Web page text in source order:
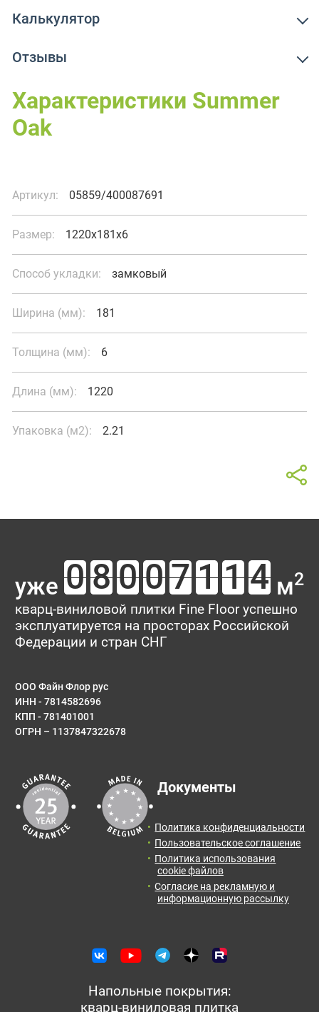
Калькулятор
Отзывы
Характеристики Summer
Oak
Артикул: 05859/400087691
Размер: 1220x181x6
Способ укладки: замковый
Ширина (мм): 181
Толщина (мм): 6
Длина (мм): 1220
Упаковка (м2): 2.21
Тип укладки
Количество:
упак.
Итоговая
площадь:
0м2
Цена от:
Отправить заявку с расчетом менеджеру для
получения информации и оформления заказа.
Отзывы о товаре Summer
Oak
Ваш отзыв поможет кому-то сделать выбор. Спасибо, что
делитесь опытом!
Рейтинг:
E-mail
Сообщение
уже м2
кварц-виниловой плитки Fine Floor успешно
эксплуатируется на просторах Российской
Федерации и стран СНГ
ООО Файн Флор рус
ИНН - 7814582696
КПП - 781401001
ОГРН – 1137847322678
Документы
Политика конфиденциальности
Пользовательское соглашение
Политика использования
cookie файлов
Согласие на рекламную и
информационную рассылку
Напольные покрытия:
кварц-виниловая плитка